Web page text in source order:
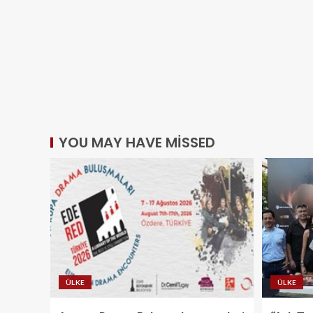
YOU MAY HAVE MISSED
ÜLKE ÜLKE